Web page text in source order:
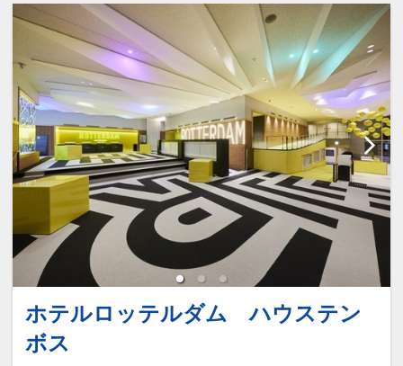
ホテルロッテルダム ハウステン
ボス